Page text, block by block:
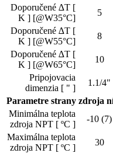
Doporučené ∆T [
K ] [@W35°C]
5
Doporučené ∆T [
K ] [@W55°C]
8
Doporučené ∆T [
K ] [@W65°C]
10
Pripojovacia
dimenzia [ " ]
1.1/4"
Parametre strany zdroja
Minimálna teplota
zdroja NPT [ ºC ]
-10 (7)
Maximálna teplota
zdroja NPT [ ºC ]
30